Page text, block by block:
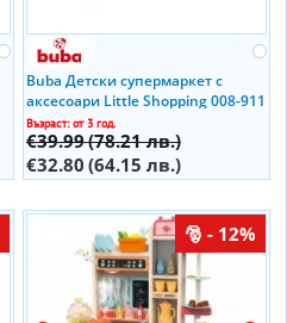
Buba Детски супермаркет с
аксесоари Little Shopping 008-911
Възраст: от 3 год.
€39.99(78.21 лв.)
€32.80 (64.15 лв.)
- 12%